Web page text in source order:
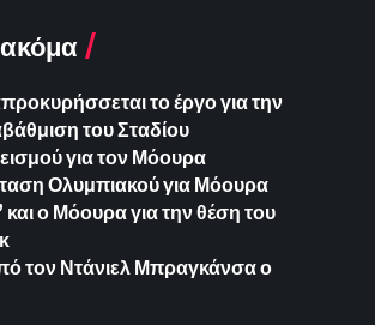
το έργο για την
του Σταδίου
για τον Μόουρα
Ολυμπιακού για Μόουρα
ο Μόουρα για την θέση του
τον Ντάνιελ Μπραγκάνσα ο